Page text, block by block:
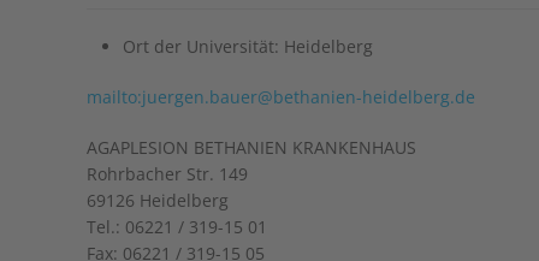
Ort der Universität: Heidelberg
mailto:juergen.bauer@bethanien-heidelberg.de
AGAPLESION BETHANIEN KRANKENHAUS
Rohrbacher Str. 149
69126 Heidelberg
Tel.: 06221 / 319-15 01
Fax: 06221 / 319-15 05